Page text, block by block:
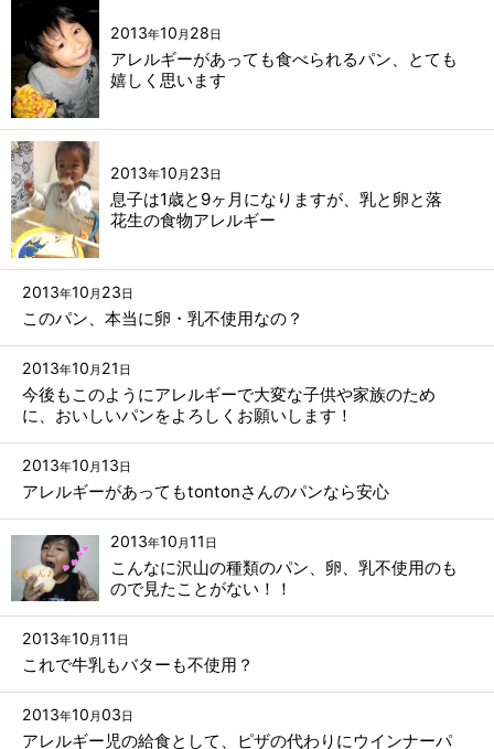
2013年10 月 28日
アレルギーがあっても食べられるパン、とても
嬉しく思います
2013年10 月 23日
息子は1歳と9ヶ月になりますが、乳と卵と落
花生の食物アレルギー
2013年10 月 23日
このパン、本当に卵・乳不使用なの？
2013年10 月 21 日
今後もこのようにアレルギーで大変な子供や家族のため
に、おいしいパンをよろしくお願いします！
2013年10 月13日
アレルギーがあってもtontonさんのパンなら安心
2013年10 月11 日
こんなに沢山の種類のパン、卵、乳不使用のも
ので見たことがない！！
2013年10 月11 日
これで牛乳もバターも不使用？
2013年10 月03日
アレルギー児の給食として、ピザの代わりにウインナーパ